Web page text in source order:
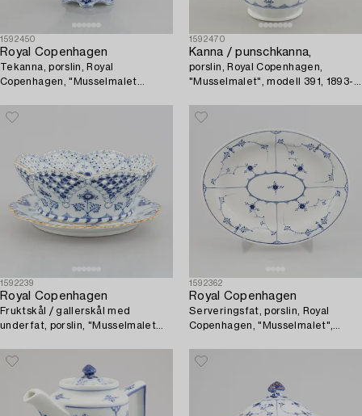
1592450
Royal Copenhagen
Tekanna, porslin, Royal
Copenhagen, "Musselmalet
1592470
Kanna / punschkanna,
porslin, Royal Copenhagen,
"Musselmalet", modell 391, 1893-
1592239
Royal Copenhagen
Fruktskål / gallerskål med
underfat, porslin, "Musselmalet
modell 1061 och 1062, 1966.
1592362
Royal Copenhagen
Serveringsfat, porslin, Royal
Copenhagen, "Musselmalet",